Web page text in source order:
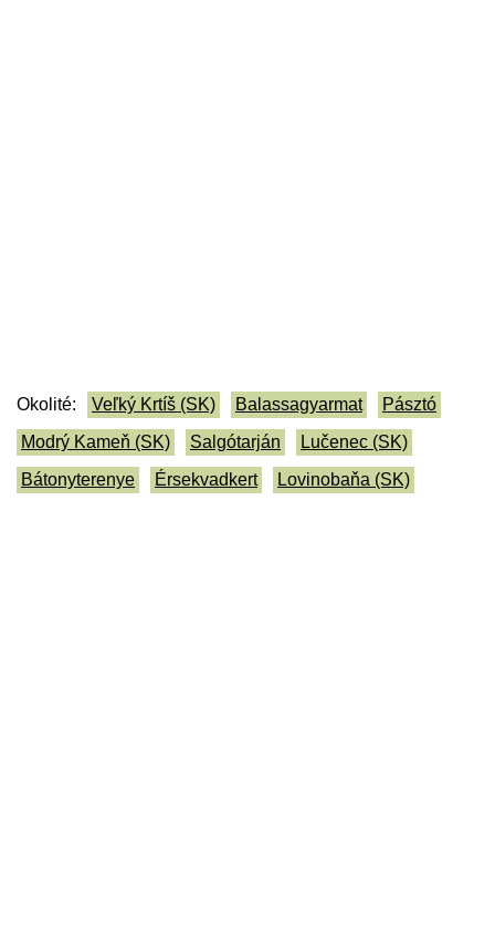
Okolité: Veľký Krtíš (SK) Balassagyarmat
Pásztó
Modrý Kameň (SK)
Salgótarján
Lučenec (SK)
Bátonyterenye
Érsekvadkert Lovinobaňa (SK)